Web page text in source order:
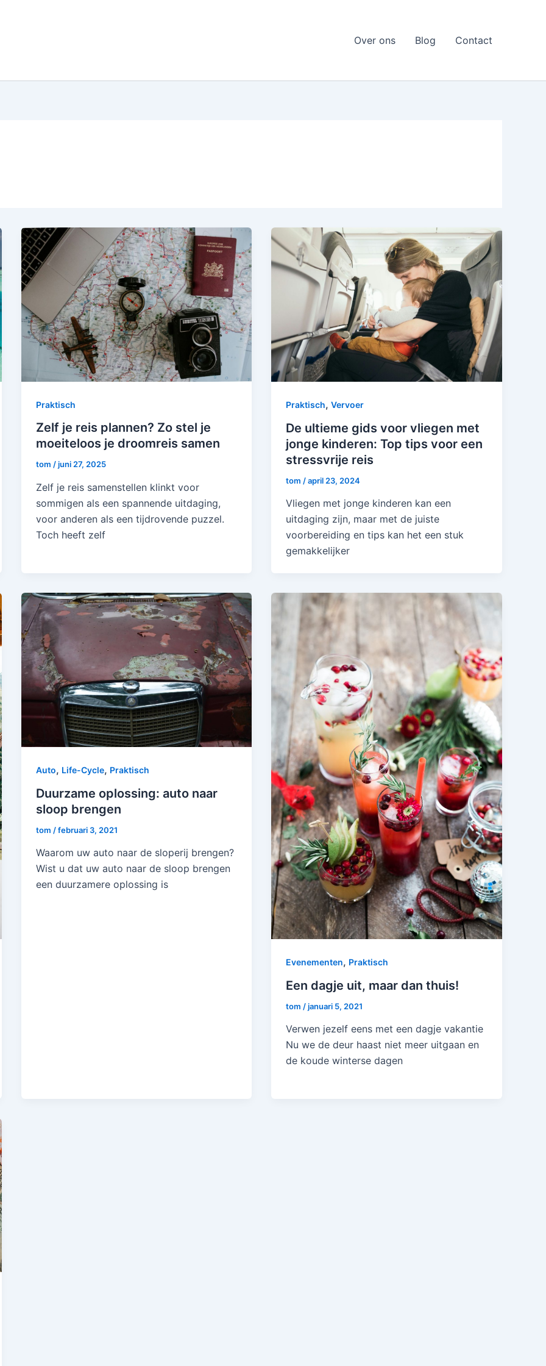
Over ons Blog Contact
Praktisch
Zelf je reis plannen? Zo stel je
moeiteloos je droomreis samen
tom /juni 27, 2025
Zelf je reis samenstellen klinkt voor
sommigen als een spannende uitdaging,
voor anderen als een tijdrovende puzzel.
Toch heeft zelf
Praktisch,Vervoer
De ultieme gids voor vliegen met
jonge kinderen: Top tips voor een
stressvrije reis
tom /april 23, 2024
Vliegen met jonge kinderen kan een
uitdaging zijn, maar met de juiste
voorbereiding en tips kan het een stuk
gemakkelijker
Auto, Life-Cycle, Praktisch
Duurzame oplossing: auto naar
sloop brengen
tom /februari 3, 2021
Waarom uw auto naar de sloperij brengen?
Wist u dat uw auto naar de sloop brengen
een duurzamere oplossing is
Evenementen, Praktisch
Een dagje uit, maar dan thuis!
tom /januari 5, 2021
Verwen jezelf eens met een dagje vakantie
Nu we de deur haast niet meer uitgaan en
de koude winterse dagen